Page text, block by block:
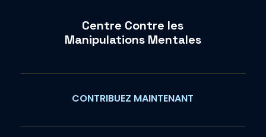
Centre Contre les
Manipulations Mentales
CONTRIBUEZ MAINTENANT